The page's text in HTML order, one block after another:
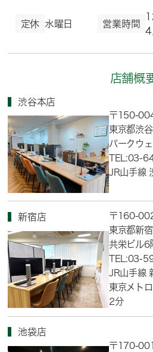
定休 水曜日 営業時間
4
店舗概
渋谷本店
〒150-
東京都渋
パークウ
TEL:03-
JR山手線
新宿店
〒160-
東京都新
共栄ビル6
TEL:03-
JR山手線
東京メト
2分
池袋店
〒170-